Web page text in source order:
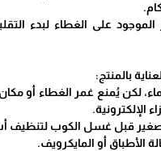
على الغطاء لبدء
بالمنتج:
لكن يُمنع غمر الغطاء أو
الإلكترونية.
قبل غسل الكوب لتنظيف
الأطباق أو المايكرويف.